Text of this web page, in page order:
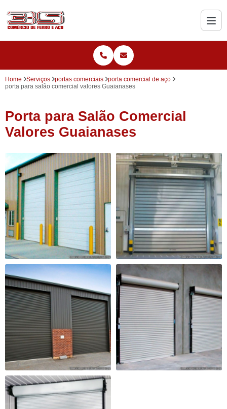
Home Serviços portas comerciais
porta comercial de aço
porta para salão comercial valores Guaianases
Porta para Salão Comercial
Valores Guaianases